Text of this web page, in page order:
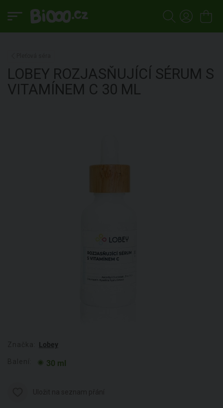
LOBEY ROZJASŇUJÍCÍ SÉRUM S
VITAMÍNEM C 30 ML
Lobey
30 ml